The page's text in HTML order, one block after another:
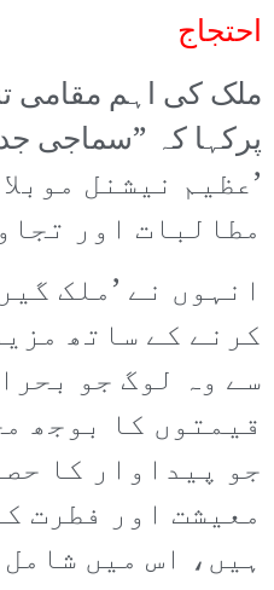
احتجاج
ملک کی اہم مقامی
’عظیم نیشنل
مطالبات اور
انہوں نے ’ملک
کرنے کے ساتھ
سے وہ لوگ جو
قیمتوں کا بوجھ
جو پیداوار کا
معیشت اور فطرت
ہیں، اس میں